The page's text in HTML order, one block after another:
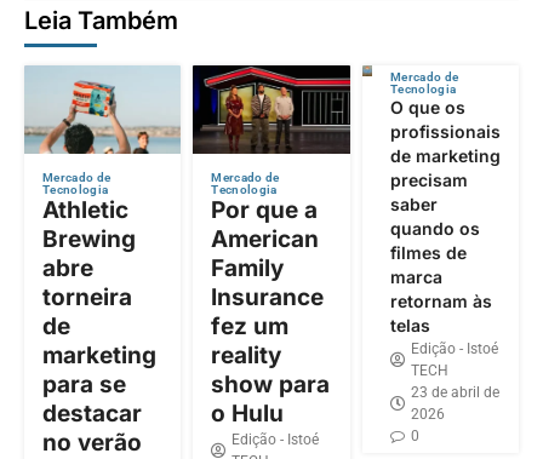
Leia Também
Mercado de
Tecnologia
Athletic
Brewing
abre
torneira
de
marketing
para se
destacar
no verão
Mercado de
Tecnologia
Por que a
American
Family
Insurance
fez um
reality
show para
o Hulu
Edição - Istoé
Mercado de
Tecnologia
O que os
profissionais
de marketing
precisam
saber
quando os
filmes de
marca
retornam às
telas
Edição - Istoé
TECH
23 de abril de
2026
0